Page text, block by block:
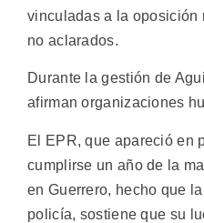
vinculadas a la oposición
no aclarados.
Durante la gestión de
afirman organizaciones
El EPR, que apareció en
cumplirse un año de la
en Guerrero, hecho que
policía, sostiene que su